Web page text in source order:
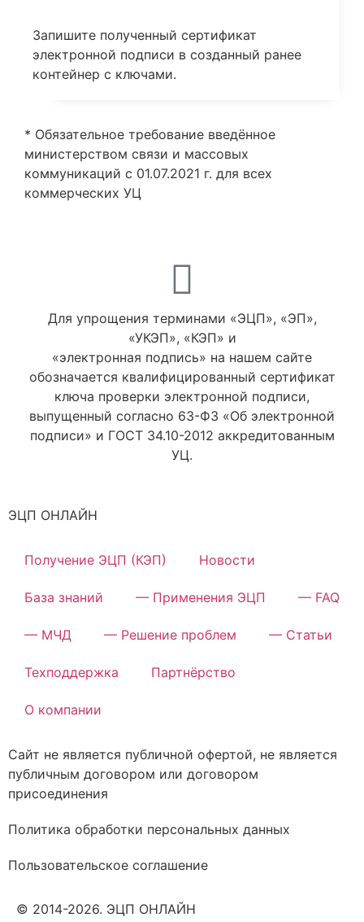
Запишите полученный сертификат
электронной подписи в созданный ранее
контейнер с ключами.
* Обязательное требование введённое
министерством связи и массовых
коммуникаций с 01.07.2021 г. для всех
коммерческих УЦ
Для упрощения терминами «ЭЦП», «ЭП»,
«УКЭП», «КЭП» и
«электронная подпись» на нашем сайте
обозначается квалифицированный сертификат
ключа проверки электронной подписи,
выпущенный согласно 63-ФЗ «Об электронной
подписи» и ГОСТ 34.10-2012 аккредитованным
УЦ.
ЭЦП ОНЛАЙН
Получение ЭЦП (КЭП) Новости
База знаний — Применения ЭЦП — FAQ
— МЧД — Решение проблем — Статьи
Техподдержка Партнёрство
О компании
Сайт не является публичной офертой, не является
публичным договором или договором
присоединения
Политика обработки персональных данных
Пользовательское соглашение
© 2014-2026. ЭЦП ОНЛАЙН